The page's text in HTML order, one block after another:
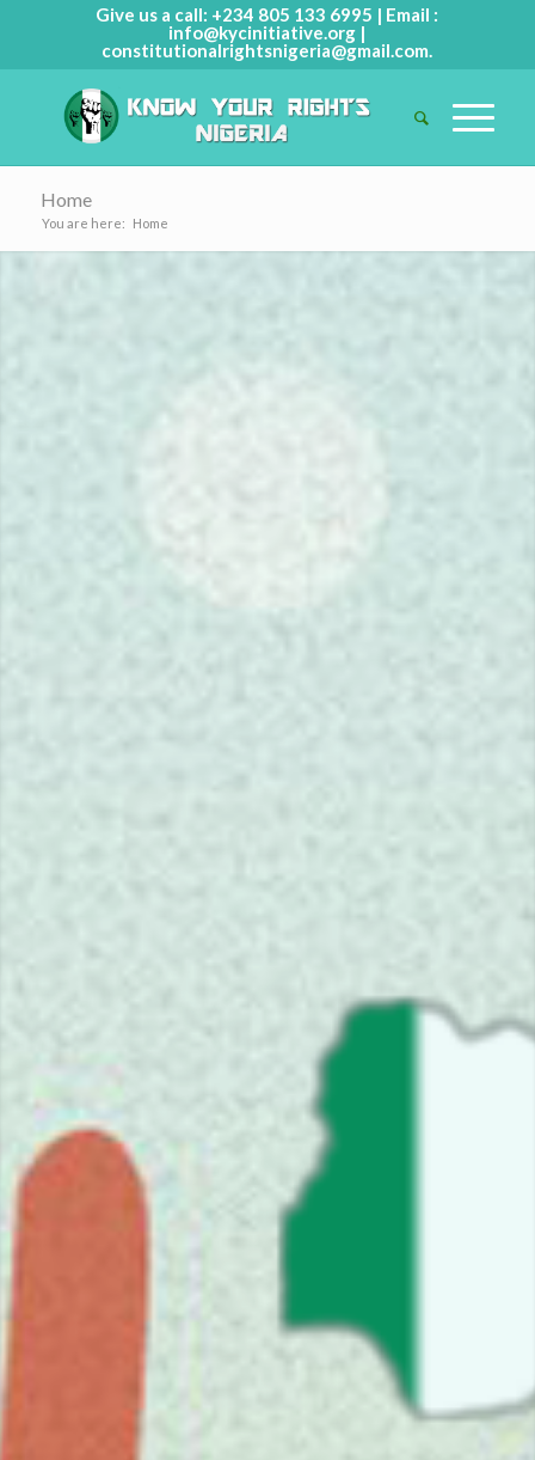
Give us a call: +234 805 133 6995 | Email :
info@kycinitiative.org |
constitutionalrightsnigeria@gmail.com.
Home
You are here: Home